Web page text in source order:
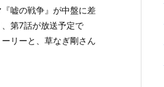
嘘の戦争』が中盤に差
第7話が放送予定で
リーと、草なぎ剛さん